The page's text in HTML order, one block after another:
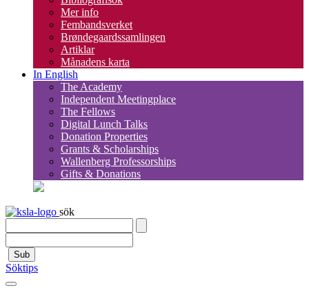
Mer info
Fembandsverket
Brøndegaardssamlingen
Artiklar
Månadens karta
In English
The Academy
Independent Meetingplace
The Fellows
Digital Lunch Talks
Donation Properties
Grants & Scholarships
Wallenberg Professorships
Gifts & Donations
sök
Sub
Söktips